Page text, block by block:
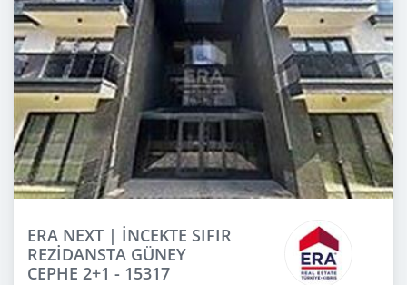
ERA NEXT | İNCEKTE SIFIR
REZİDANSTA GÜNEY
CEPHE 2+1 - 15317